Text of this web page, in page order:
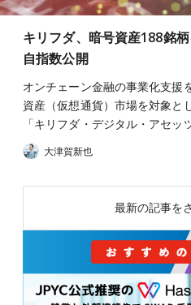
キリフダ、暗号資産188銘
自指数公開
オンチェーン金融の事業化支援
資産（仮想通貨）市場を対象と
「キリフダ・デジタル・アセ
大津賀新也
最新の記事を